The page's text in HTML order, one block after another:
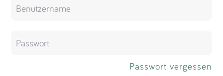
ImpressumPasswort vergessen